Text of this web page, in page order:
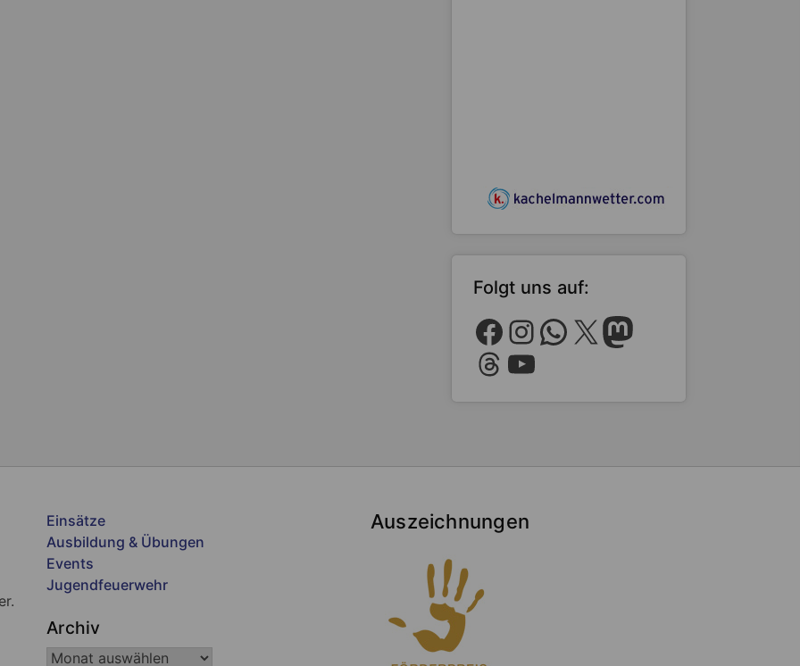
Folgt uns auf:
Facebook
Instagram
WhatsApp
X Mastodon
Threads
YouTube
Einsätze
Ausbildung & Übungen
Events
Jugendfeuerwehr
Archiv
Auszeichnungen